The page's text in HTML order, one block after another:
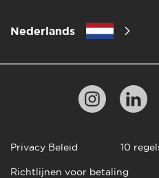
Nederlands
Privacy Beleid 10
Richtlijnen voor betaling